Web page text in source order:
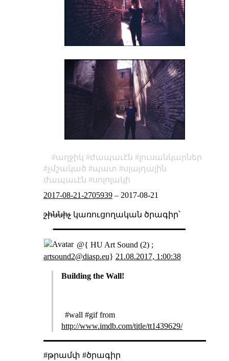
աղջիկ ժապաւէն
լուսանկարներ
չմշակած
պատ
սլայդային
ժապաւէն
սոլոլակի
2017-08-21-2705939– 2017-08-21
շիննիչկառուցողական ծրագիր՝
@{ HU Art Sound (2) ;
artsound2@diasp.eu} 21.08.2017, 1:00:38
Building the Wall!
#wall #gif from
http://www.imdb.com/title/tt1439629/
#թրամփ #ծրագիր